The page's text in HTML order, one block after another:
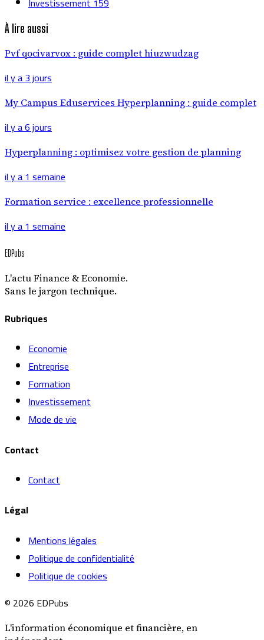
À lire aussi
Pvf qocivarvox : guide complet hiuzwudzag
il y a 3 jours
My Campus Eduservices Hyperplanning : guide complet
il y a 6 jours
Hyperplanning : optimisez votre gestion de planning
il y a 1 semaine
Formation service : excellence professionnelle
il y a 1 semaine
EDPubs
L'actu Finance & Economie.
Sans le jargon technique.
Rubriques
Economie
Entreprise
Formation
Investissement
Mode de vie
Contact
Contact
Légal
Mentions légales
Politique de confidentialité
Politique de cookies
© 2026 EDPubs
L'information économique et financière, en